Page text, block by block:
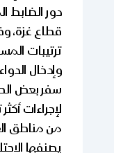
دور الضابط
قطاع غزة،
ترتيبات
وإدخال
سفر بعض
لإجراءات
من مناطق
يصنفها